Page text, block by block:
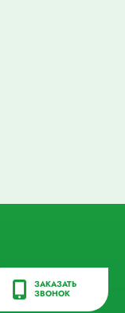
ЗАКАЗАТЬ
ЗВОНОК